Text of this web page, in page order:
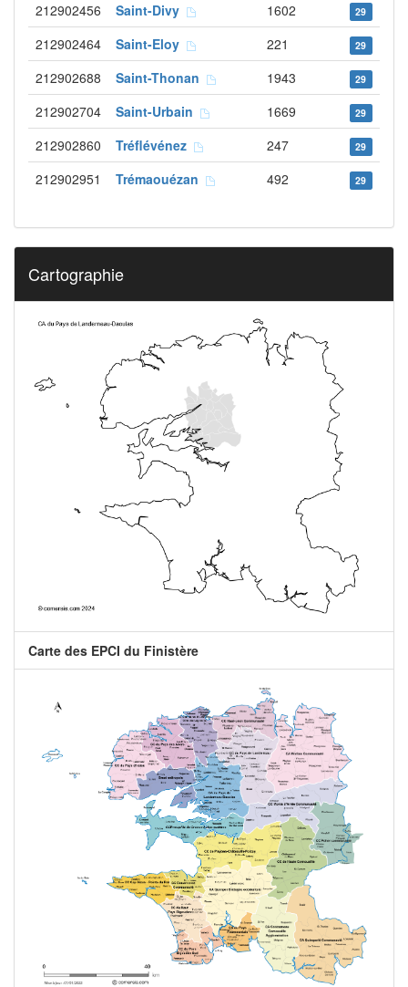
212902456 Saint-Divy 1602 29
212902464 Saint-Eloy 221 29
212902688 Saint-Thonan 1943 29
212902704 Saint-Urbain 1669 29
212902860 Tréflévénez 247 29
212902951 Trémaouézan 492 29
Cartographie
Carte des EPCI du Finistère